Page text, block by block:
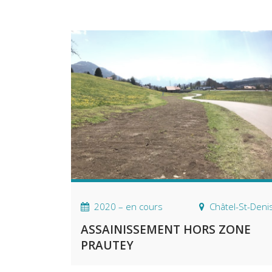
2020 – en cours Châtel-St-
ASSAINISSEMENT HORS ZONE
PRAUTEY